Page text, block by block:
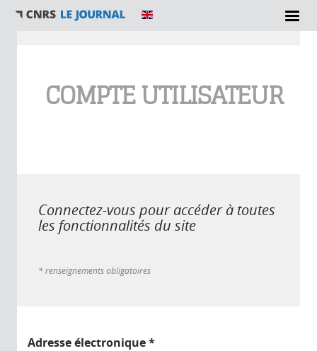
COMPTE UTILISATEUR
Connectez-vous pour accéder à toutes
les fonctionnalités du site
* renseignements obligatoires
Adresse électronique*